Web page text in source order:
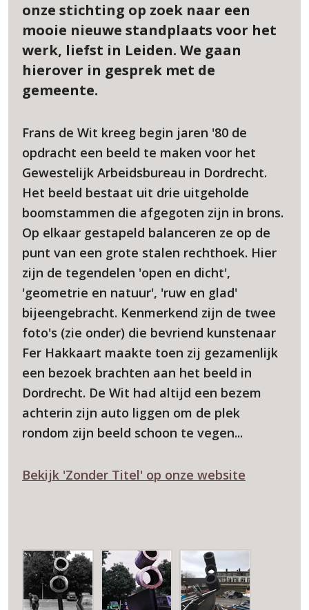
onze stichting op zoek naar een
mooie nieuwe standplaats voor het
werk, liefst in Leiden. We gaan
hierover in gesprek met de
gemeente.
Frans de Wit kreeg begin jaren '80 de
opdracht een beeld te maken voor het
Gewestelijk Arbeidsbureau in Dordrecht.
Het beeld bestaat uit drie uitgeholde
boomstammen die afgegoten zijn in brons.
Op elkaar gestapeld balanceren ze op de
punt van een grote stalen rechthoek. Hier
zijn de tegendelen 'open en dicht',
'geometrie en natuur', 'ruw en glad'
bijeengebracht. Kenmerkend zijn de twee
foto's (zie onder) die bevriend kunstenaar
Fer Hakkaart maakte toen zij gezamenlijk
een bezoek brachten aan het beeld in
Dordrecht. De Wit had altijd een bezem
achterin zijn auto liggen om de plek
rondom zijn beeld schoon te vegen...
Bekijk 'Zonder Titel' op onze website